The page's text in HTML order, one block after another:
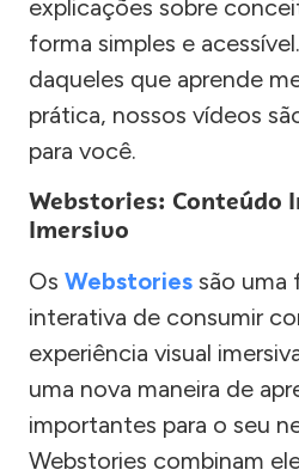
explicações sobre
forma simples e
daqueles que aprende
prática, nossos vídeos
para você.
Webstories: Conteúdo
Imersivo
Os Webstories são uma
interativa de consumir
experiência visual
uma nova maneira de
importantes para o seu
Webstories combinam